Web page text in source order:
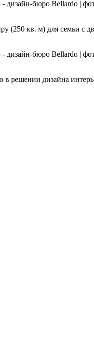
(250 кв. м) для семьи с
решении дизайна